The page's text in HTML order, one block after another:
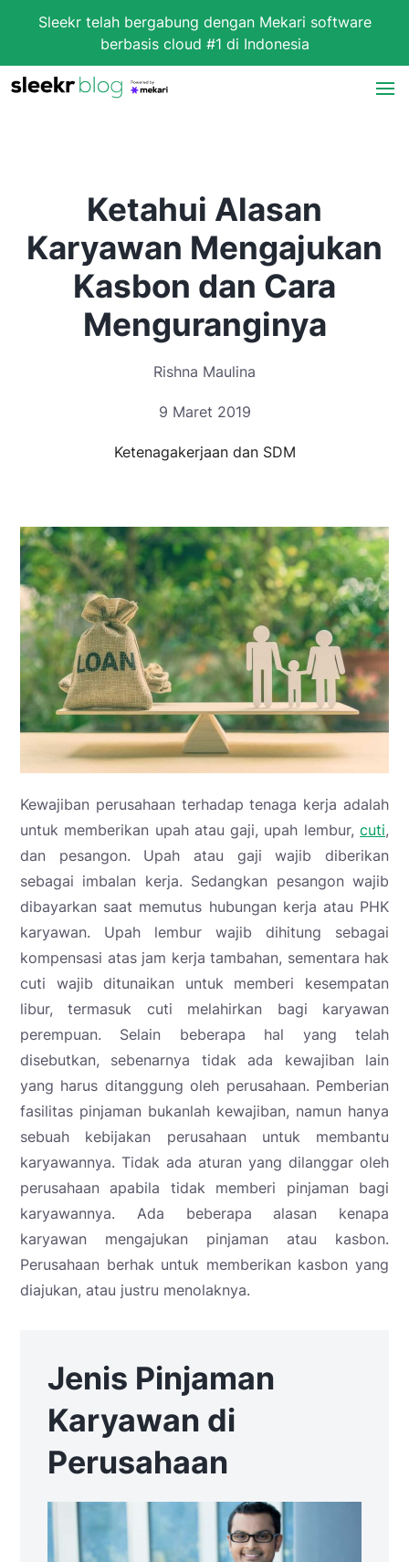
Sleekr telah bergabung dengan Mekari software
berbasis cloud #1 di Indonesia
Ketahui Alasan
Karyawan Mengajukan
Kasbon dan Cara
Menguranginya
Rishna Maulina
9 Maret 2019
Ketenagakerjaan dan SDM
Kewajiban perusahaan terhadap tenaga kerja adalah
untuk memberikan upah atau gaji, upah lembur, cuti,
dan pesangon. Upah atau gaji wajib diberikan
sebagai imbalan kerja. Sedangkan pesangon wajib
dibayarkan saat memutus hubungan kerja atau PHK
karyawan. Upah lembur wajib dihitung sebagai
kompensasi atas jam kerja tambahan, sementara hak
cuti wajib ditunaikan untuk memberi kesempatan
libur, termasuk cuti melahirkan bagi karyawan
perempuan. Selain beberapa hal yang telah
disebutkan, sebenarnya tidak ada kewajiban lain
yang harus ditanggung oleh perusahaan. Pemberian
fasilitas pinjaman bukanlah kewajiban, namun hanya
sebuah kebijakan perusahaan untuk membantu
karyawannya. Tidak ada aturan yang dilanggar oleh
perusahaan apabila tidak memberi pinjaman bagi
karyawannya. Ada beberapa alasan kenapa
karyawan mengajukan pinjaman atau kasbon.
Perusahaan berhak untuk memberikan kasbon yang
diajukan, atau justru menolaknya.
Jenis Pinjaman
Karyawan di
Perusahaan